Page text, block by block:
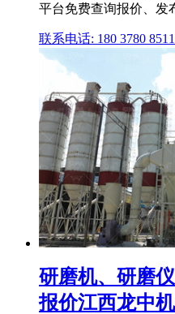
平台免费查询报价、发
联系电话: 180 3780 8511
研磨机、研磨
报价江西龙中